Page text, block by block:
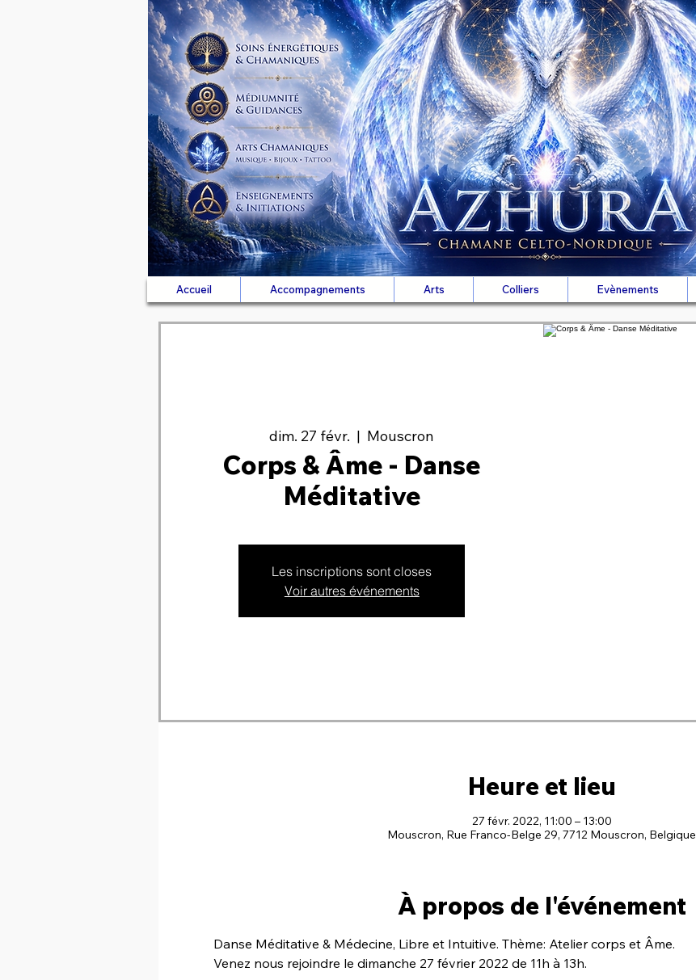
Accueil Accompagnements Arts Colliers Evènements
dim. 27 févr.
  |
Mouscron
Corps & Âme - Danse
Méditative
Les inscriptions sont closes
Voir autres événements
Heure et lieu
27 févr. 2022, 11:00 – 13:00
Mouscron, Rue Franco-Belge 29, 7712 Mouscron, Belgique
À propos de l'événement
Danse Méditative & Médecine, Libre et Intuitive. Thème: Atelier corps et Âme.
Venez nous rejoindre le dimanche 27 février 2022 de 11h à 13h.